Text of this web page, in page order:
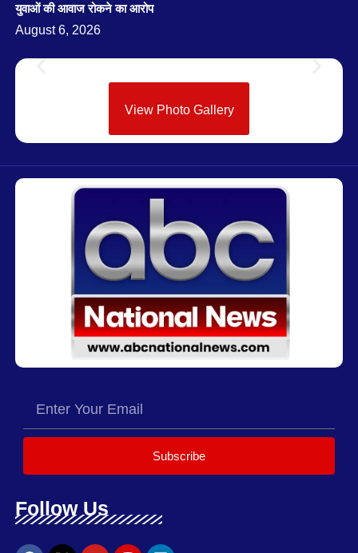
युवाओं की आवाज रोकने का आरोप
August 6, 2026
View Photo Gallery
Subscribe
Follow Us